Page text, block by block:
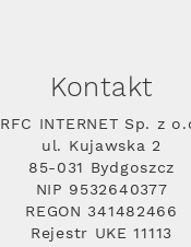
Kontakt
RFC INTERNET Sp. z
ul. Kujawska 2
85-031 Bydgoszcz
NIP 9532640377
REGON 341482466
Rejestr UKE 11113